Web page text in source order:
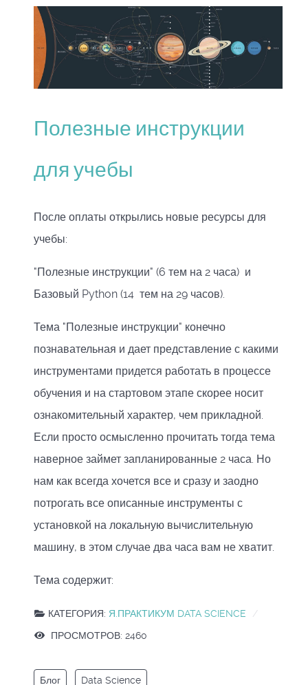
Полезные инструкции
для учебы
После оплаты открылись новые ресурсы для
учебы:
"Полезные инструкции" (6 тем на 2 часа) и
Базовый Python (14 тем на 29 часов).
Тема "Полезные инструкции" конечно
познавательная и дает представление с какими
инструментами придется работать в процессе
обучения и на стартовом этапе скорее носит
ознакомительный характер, чем прикладной.
Если просто осмысленно прочитать тогда тема
наверное займет запланированные 2 часа. Но
нам как всегда хочется все и сразу и заодно
потрогать все описанные инструменты с
установкой на локальную вычислительную
машину, в этом случае два часа вам не хватит.
Тема содержит:
КАТЕГОРИЯ: Я.ПРАКТИКУМ DATA SCIENCE
ПРОСМОТРОВ: 2460
Блог Data Science